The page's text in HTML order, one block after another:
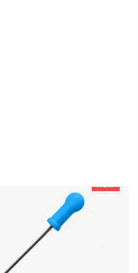
menor para maior
maior para menor